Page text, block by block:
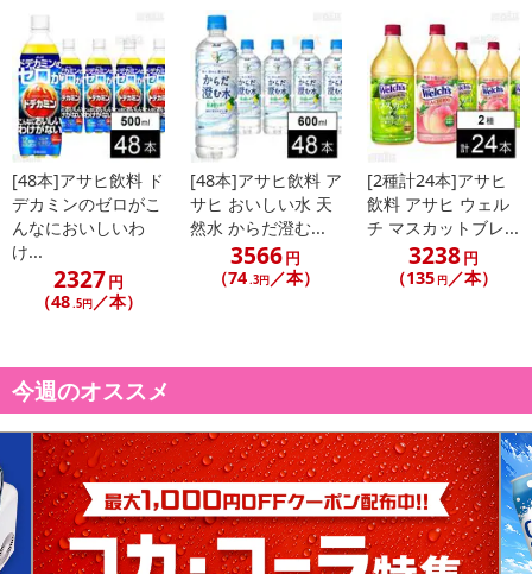
[48本]アサヒ飲料 ド
デカミンのゼロがこ
んなにおいしいわ
け...
2327円
（48.5円／本）
[48本]アサヒ飲料 ア
サヒ おいしい水 天
然水 からだ澄む...
3566円
（74.3円 ／本）
[2種計24本]アサヒ
飲料 アサヒ ウェル
チ マスカットブレ...
3238円
（135 円 ／本）
今週のオススメ